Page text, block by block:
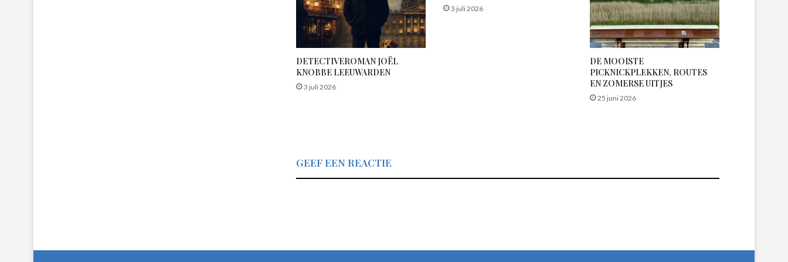
DETECTIVEROMAN JOËL
KNOBBE LEEUWARDEN
3 juli 2026
3 juli 2026
DE MOOISTE
PICKNICKPLEKKEN, ROUTES
EN ZOMERSE UITJES
25 juni 2026
GEEF EEN REACTIE